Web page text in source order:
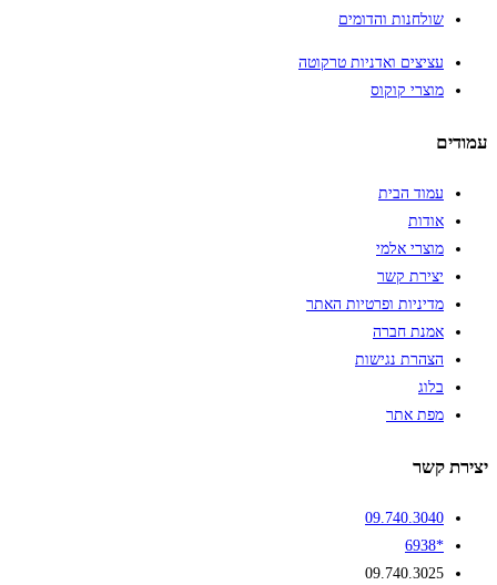
שולחנות והדומים
עציצים ואדניות טרקוטה
מוצרי קוקוס
עמודים
עמוד הבית
אודות
מוצרי אלמי
יצירת קשר
מדיניות ופרטיות האתר
אמנת חברה
הצהרת נגישות
בלוג
מפת אתר
יצירת קשר
09.740.3040
*6938
09.740.3025